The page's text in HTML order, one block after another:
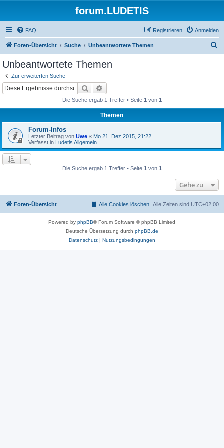
forum.LUDETIS
FAQ Anmelden
Registrieren
Foren-Übersicht Suche Unbeantwortete Themen
Unbeantwortete Themen
Zur erweiterten Suche
Suche
Die Suche ergab 1 Treffer • Seite 1 von 1
Themen
Forum-Infos
Letzter Beitrag von Uwe « Mo 21. Dez 2015, 21:22
Verfasst in Ludetis Allgemein
Die Suche ergab 1 Treffer • Seite 1 von 1
Gehe zu
Foren-Übersicht Alle Zeiten sind UTC+02:00
Alle Cookies löschen
Powered by phpBB® Forum Software © phpBB Limited
Deutsche Übersetzung durch phpBB.de
Datenschutz| Nutzungsbedingungen